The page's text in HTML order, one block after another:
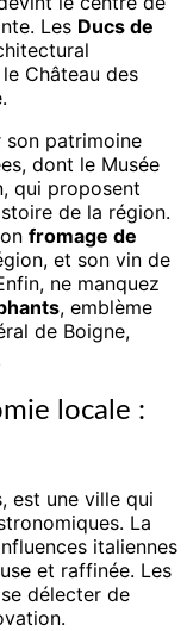
Les Ducs de
Château des
son patrimoine
dont le Musée
qui proposent
de la région.
fromage de
et son vin de
ne manquez
, emblème
de Boigne,
locale :
est une ville qui
La
italiennes
et raffinée. Les
délecter de